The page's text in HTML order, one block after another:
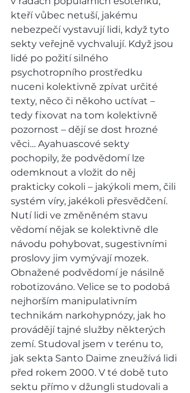
kteří vůbec netuší, jakému
nebezpečí vystavují lidi, když tyto
sekty veřejně vychvalují. Když jsou
lidé po požití silného
psychotropního prostředku
nuceni kolektivně zpívat určité
texty, něco či někoho uctívat –
tedy fixovat na tom kolektivně
pozornost – dějí se dost hrozné
věci… Ayahuascové sekty
pochopily, že podvědomí lze
odemknout a vložit do něj
prakticky cokoli – jakýkoli mem, čili
systém víry, jakékoli přesvědčení.
Nutí lidi ve změněném stavu
vědomí nějak se kolektivně dle
návodu pohybovat, sugestivními
proslovy jim vymývají mozek.
Obnažené podvědomí je násilně
robotizováno. Velice se to podobá
nejhorším manipulativním
technikám narkohypnózy, jak ho
provádějí tajné služby některých
zemí. Studoval jsem v terénu to,
jak sekta Santo Daime zneužívá lidi
před rokem 2000. V té době tuto
sektu přímo v džungli studovali a